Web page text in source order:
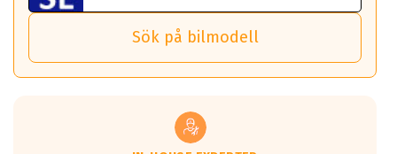
bränsleförbrukning än ett klass G däck.
Det betyder att om man kör 10,000 km,
så sparar man 50 liter bränsle med ett
vilken körstil du använder.
Sök på bilmodell